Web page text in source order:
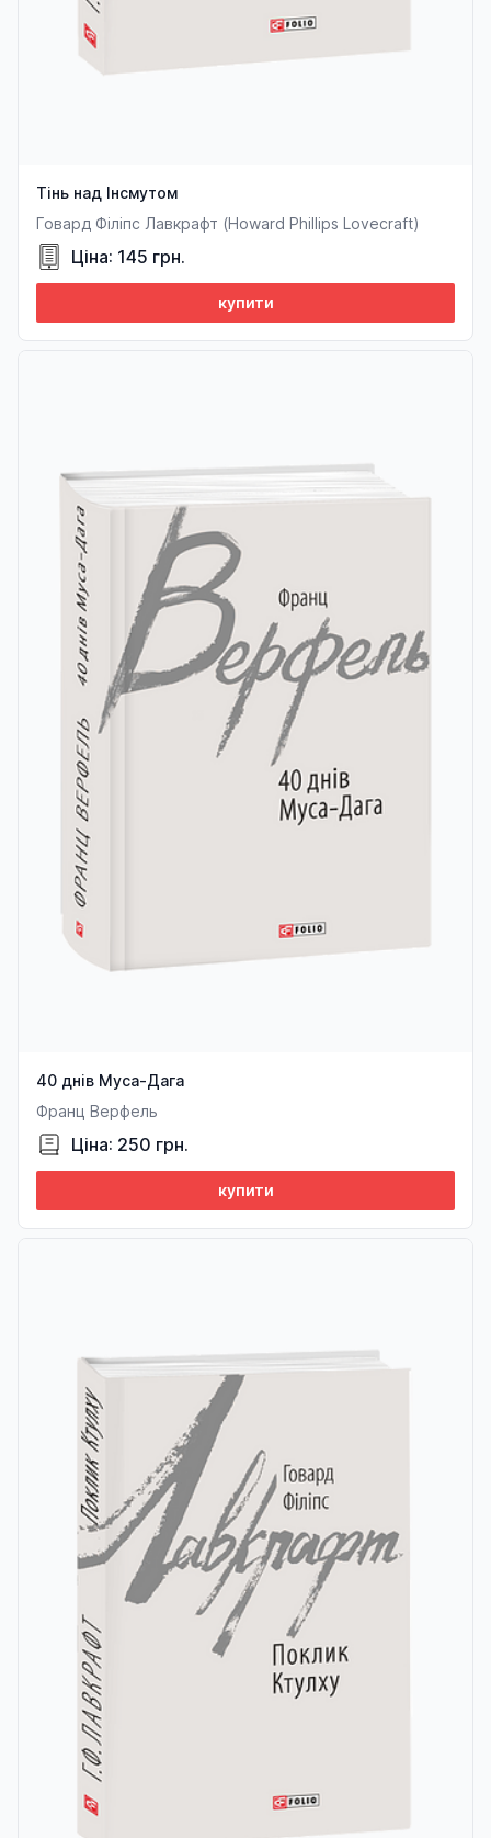
Тінь над Інсмутом
Говард Філіпс Лавкрафт (Howard Phillips Lovecraft)
Ціна: 145 грн.
купити
40 днів Муса-Дага
Франц Верфель
Ціна: 250 грн.
купити